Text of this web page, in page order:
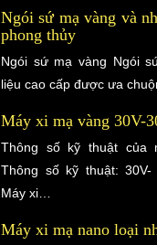
Ngói sứ mạ vàng và
phong thủy
Ngói sứ mạ vàng Ngói
liệu cao cấp được ưa
Máy xi mạ vàng 30V-
Thông số kỹ thuật của
Thông số kỹ thuật: 30V-
Máy xi…
Máy xi mạ nano loại